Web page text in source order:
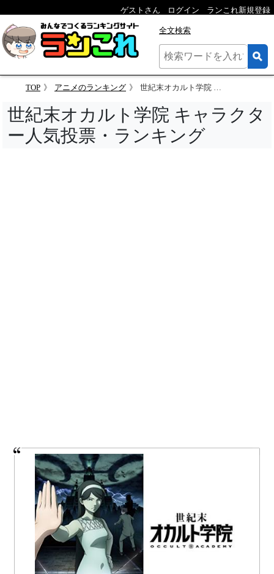
ゲストさん ログイン ランこれ新規登録
全文検索
TOP アニメのランキング 世紀末オカルト学院 キャラクター人気投票
世紀末オカルト学院 キャラクタ
ー人気投票・ランキング